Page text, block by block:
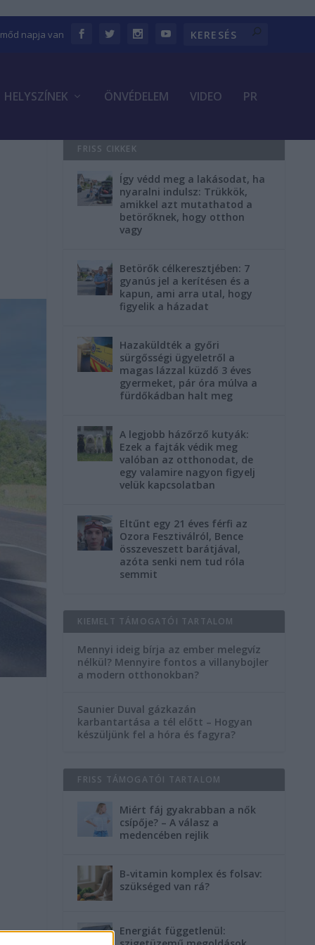
napja van
HELYSZÍNEK ÖNVÉDELEM VIDEO PR
FRISS CIKKEK
Így védd meg a lakásodat, ha
nyaralni indulsz: Trükkök,
amikkel azt mutathatod a
betörőknek, hogy otthon
vagy
Betörők célkeresztjében: 7
gyanús jel a kerítésen és a
kapun, ami arra utal, hogy
figyelik a házadat
Hazaküldték a győri
sürgősségi ügyeletről a
magas lázzal küzdő 3 éves
gyermeket, pár óra múlva a
fürdőkádban halt meg
A legjobb házőrző kutyák:
Ezek a fajták védik meg
valóban az otthonodat, de
egy valamire nagyon figyelj
velük kapcsolatban
Eltűnt egy 21 éves férfi az
Ozora Fesztiválról, Bence
összeveszett barátjával,
azóta senki nem tud róla
semmit
KIEMELT TÁMOGATÓI TARTALOM
Mennyi ideig bírja az ember melegvíz
nélkül? Mennyire fontos a villanybojler
a modern otthonokban?
Saunier Duval gázkazán
karbantartása a tél előtt – Hogyan
készüljünk fel a hóra és fagyra?
FRISS TÁMOGATÓI TARTALOM
Miért fáj gyakrabban a nők
csípője? – A válasz a
medencében rejlik
B-vitamin komplex és folsav:
szükséged van rá?
Energiát függetlenül: